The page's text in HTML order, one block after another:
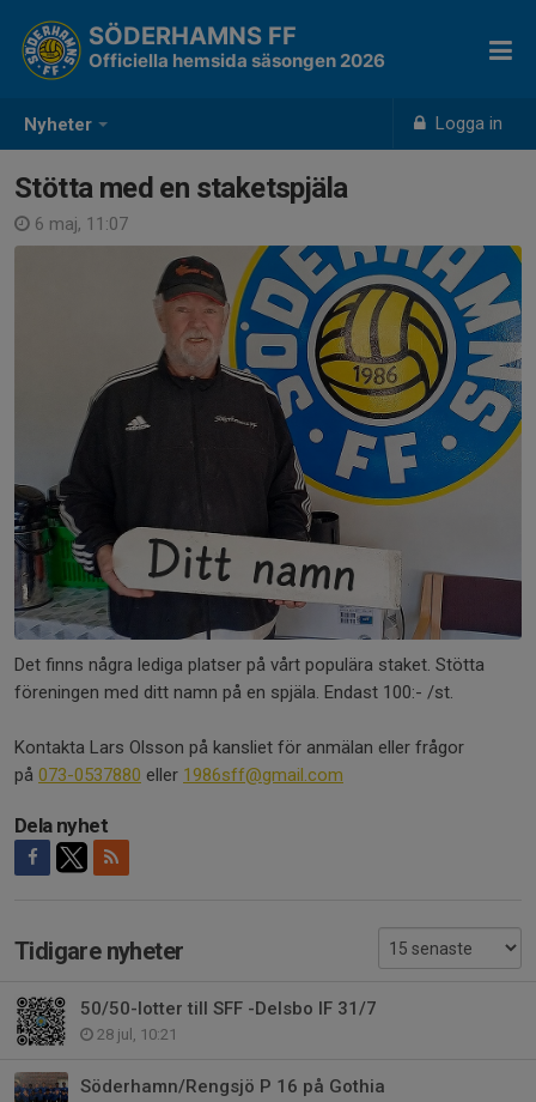
Nyheter Logga in
SÖDERHAMNS FF
Officiella hemsida säsongen 2026
Stötta med en staketspjäla
6 maj, 11:07
Det finns några lediga platser på vårt populära staket. Stötta
föreningen med ditt namn på en spjäla. Endast 100:- /st.
Kontakta Lars Olsson på kansliet för anmälan eller frågor
på 073-0537880 eller 1986sff@gmail.com
Dela nyhet
Tidigare nyheter
50/50-lotter till SFF -Delsbo IF 31/7
28 jul, 10:21
Söderhamn/Rengsjö P 16 på Gothia